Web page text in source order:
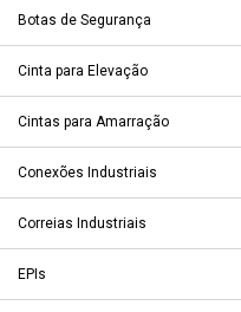
Botas de Segurança
Cinta para Elevação
Cintas para Amarração
Conexões Industriais
Correias Industriais
EPIs